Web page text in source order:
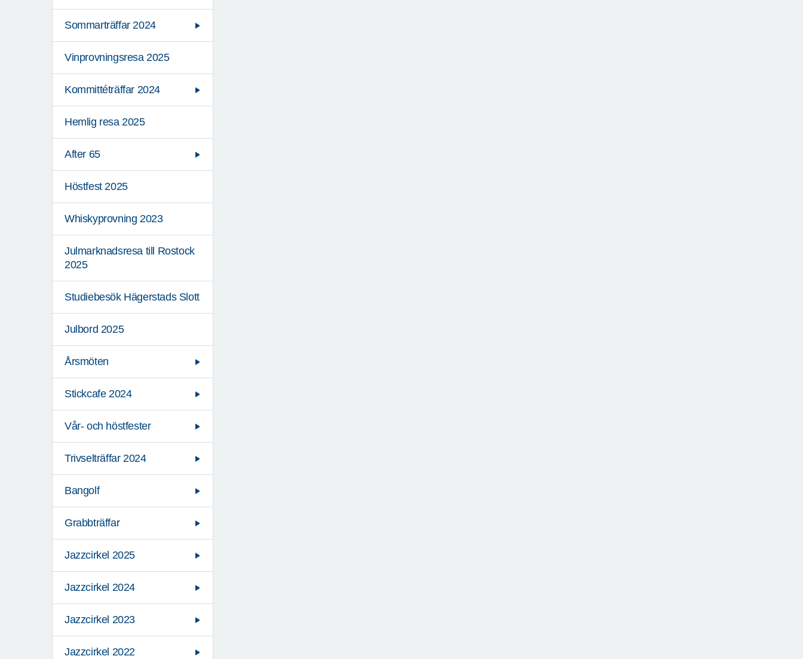
Sommarträffar 2024
Vinprovningsresa 2025
Kommittéträffar 2024
Hemlig resa 2025
After 65
Höstfest 2025
Whiskyprovning 2023
Julmarknadsresa till Rostock
2025
Studiebesök Hägerstads Slott
Julbord 2025
Årsmöten
Stickcafe 2024
Vår- och höstfester
Trivselträffar 2024
Bangolf
Grabbträffar
Jazzcirkel 2025
Jazzcirkel 2024
Jazzcirkel 2023
Jazzcirkel 2022